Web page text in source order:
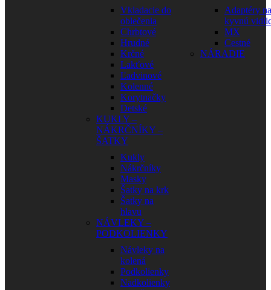
Vkladacie do
oblečenia
Chrbtové
Hrudné
Krčné
Lakťové
Ľadvinové
Kolenné
Korytnačky
Detské
KUKLY –
NÁKRČNÍKY –
ŠATKY
Kukly
Nákrčníky
Masky
Šatky na krk
Šatky na
hlavu
NÁVLEKY –
PODKOLIENKY
Návleky na
kolená
Podkolienky
Nadkolienky
Adaptéry na
kyvnú
MX
Cestné
NÁRADIE